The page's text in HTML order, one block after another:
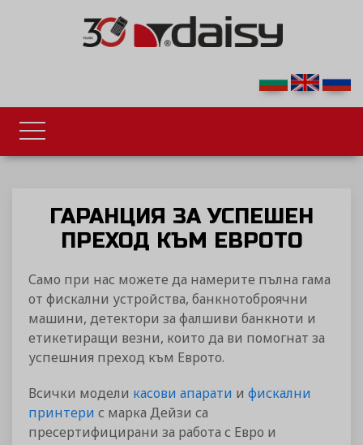
ГАРАНЦИЯ ЗА УСПЕШЕН
ПРЕХОД КЪМ ЕВРОТО
Само при нас можете да намерите пълна гама
от фискални устройства, банкнотоброячни
машини, детектори за фалшиви банкноти и
етикетиращи везни, които да ви помогнат за
успешния преход към Еврото.
Всички модели касови апарати и фискални
принтери с марка Дейзи са
пресертифицирани за работа с Евро и